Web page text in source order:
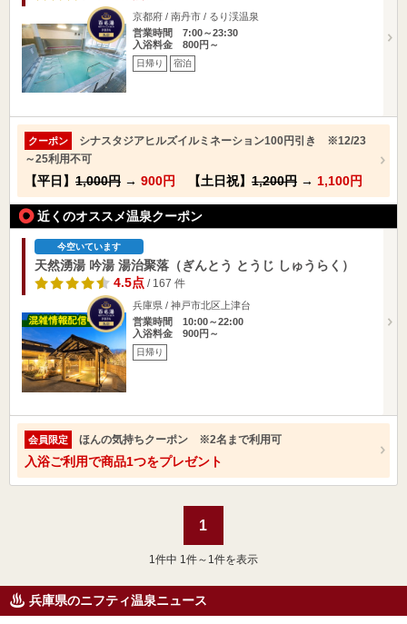
京都府 / 南丹市 / るり渓温泉
営業時間 7:00～23:30
入浴料金 800円～
日帰り 宿泊
クーポン
シナスタジアヒルズイルミネーション100円引き ※12/23
～25利用不可
【平日】 1,000円 → 900円 【土日祝】 1,200円 → 1,100円
近くのオススメ温泉クーポン
今空いています
天然湧湯 吟湯 湯治聚落（ぎんとう とうじ しゅうらく）
4.5点/ 167 件
兵庫県 / 神戸市北区上津台
営業時間 10:00～22:00
入浴料金 900円～
日帰り
会員限定 ほんの気持ちクーポン ※2名まで利用可
入浴ご利用で商品1つをプレゼント
1
1 件中 1件～1件を表示
兵庫県のニフティ温泉ニュース